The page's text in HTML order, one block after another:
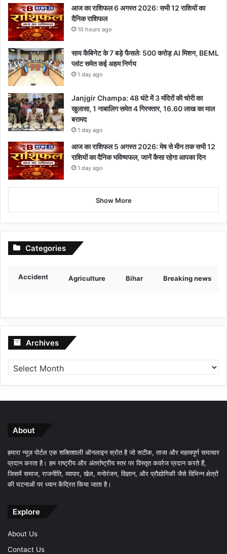
आज का राशिफल 6 अगस्त 2026: सभी 12 राशियों का
दैनिक राशिफल
10 hours ago
साय कैबिनेट के 7 बड़े फैसले: 500 करोड़ AI मिशन, BEML
प्लांट समेत कई अहम निर्णय
1 day ago
Janjgir Champa: 48 घंटे में 3 मंदिरों की चोरी का
खुलासा, 1 नाबालिग समेत 4 गिरफ्तार, 16.60 लाख का माल
बरामद
1 day ago
आज का राशिफल 5 अगस्त 2026: मेष से मीन तक सभी 12
राशियों का दैनिक भविष्यफल, जानें कैसा रहेगा आपका दिन
1 day ago
Show More
Categories
Accident Agriculture Bihar Breaking news
Archives Archives
About
हमारा न्यूज़ पोर्टल एक शक्तिशाली ऑनलाइन स्रोत है जो सटीक, ताजा और महत्वपूर्ण समाचार
प्रदान करता है। हम राष्ट्रीय और अंतर्राष्ट्रीय स्तर पर विस्तृत कवरेज प्रदान करते हैं,
जिसमें समाज, राजनीति, व्यापार, खेल, मनोरंजन, विज्ञान, और प्रौद्योगिकी जैसे विभिन्न क्षेत्रों
की घटनाओं पर ध्यान केंद्रित किया जाता है।
Explore
About Us
Contact Us